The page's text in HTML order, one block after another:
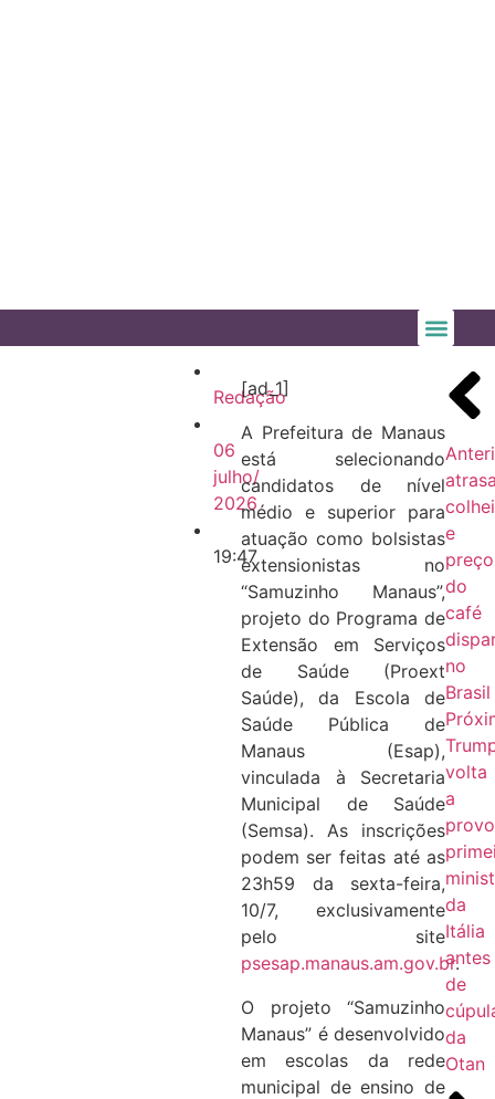
Redação
06
julho/
2026
19:47
[ad_1]
A Prefeitura de Manaus
está selecionando
candidatos de nível
médio e superior para
atuação como bolsistas
extensionistas no
“Samuzinho Manaus”,
projeto do Programa de
Extensão em Serviços
de Saúde (Proext
Saúde), da Escola de
Saúde Pública de
Manaus (Esap),
vinculada à Secretaria
Municipal de Saúde
(Semsa). As inscrições
podem ser feitas até as
23h59 da sexta-feira,
10/7, exclusivamente
pelo site
psesap.manaus.am.gov.br.
O projeto “Samuzinho
Manaus” é desenvolvido
em escolas da rede
municipal de ensino de
e
preço
do
café
no
Brasil
volta
a
da
Itália
antes
de
da
Otan